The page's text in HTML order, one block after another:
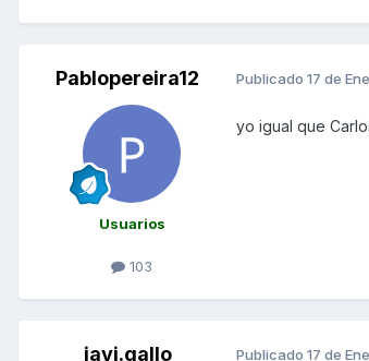
Pablopereira12
Usuarios
103
Publicado 17 de
yo igual que
javi.gallo Publicado 17 de